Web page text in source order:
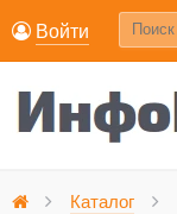
Войти
Каталог